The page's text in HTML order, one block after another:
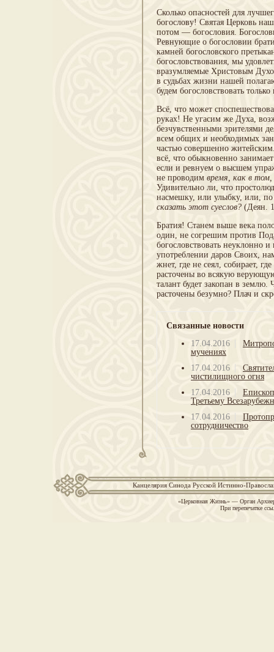
Сколько опасностей для
богослову! Святая Церковь
потом — богословия.
Ревнующие о богословии
камней богословского
богословствования, мы
вразумляемые Христовым
в судьбах жизни нашей
будем богословствовать
Всё, что может
руках! Не угасим же Духа,
безчувственными зрителями
всем общих и необходимых
частью совершенно
всё, что обыкновенно
если и ревнуем о высшем
не проводим время, как в том,
Удивительно ли, что
насмешку, или улыбку, или,
сказать этот суеслов? (Деян.
Братия! Станем выше века
один, не согрешим против
богословствовать неуклон­но
употреблении даров Своих,
жнет, где не сеял, собирает,
расточены во вся­кую
талант будет закопан в
расточены безумно? Плач и
Связанные новости
17.04.2016
мучениях
17.04.2016
чистилищного огня
17.04.2016
Третьему
17.04.2016
сотрудничество
Канцелярия Синода Русской Истинно-
«Церковная Жизнь» — Орган
При перепечатке